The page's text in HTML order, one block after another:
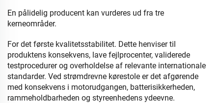
En pålidelig producent kan vurderes ud fra tre
kerneområder.
For det første kvalitetsstabilitet. Dette henviser til
produktens konsekvens, lave fejlprocenter, validerede
testprocedurer og overholdelse af relevante internationale
standarder. Ved strømdrevne kørestole er det afgørende
med konsekvens i motorudgangen, batterisikkerheden,
rammeholdbarheden og styreenhedens ydeevne.